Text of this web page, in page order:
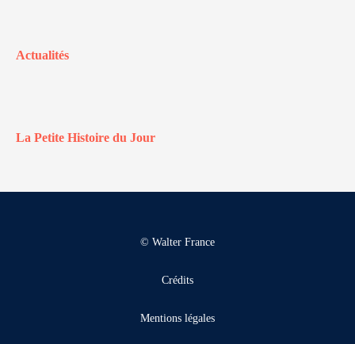
Actualités
La Petite Histoire du Jour
© Walter France
Crédits
Mentions légales